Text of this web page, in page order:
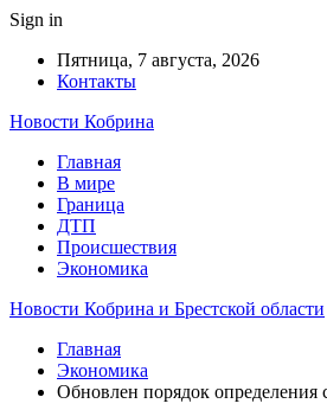
Sign in
Пятница, 7 августа, 2026
Контакты
Новости Кобрина
Главная
В мире
Граница
ДТП
Происшествия
Экономика
Новости Кобрина и Брестской области
Главная
Экономика
Обновлен порядок определения